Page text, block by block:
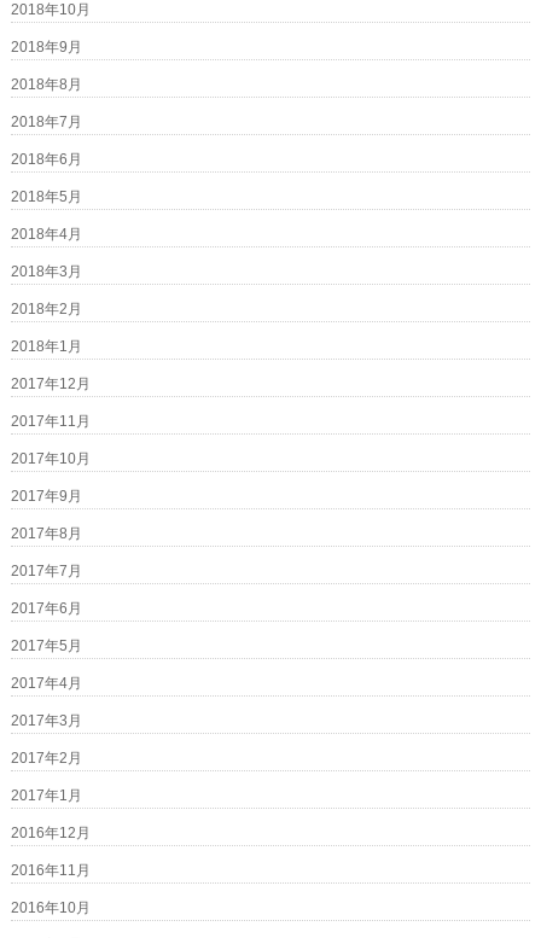
2018年10月
2018年9月
2018年8月
2018年7月
2018年6月
2018年5月
2018年4月
2018年3月
2018年2月
2018年1月
2017年12月
2017年11月
2017年10月
2017年9月
2017年8月
2017年7月
2017年6月
2017年5月
2017年4月
2017年3月
2017年2月
2017年1月
2016年12月
2016年11月
2016年10月